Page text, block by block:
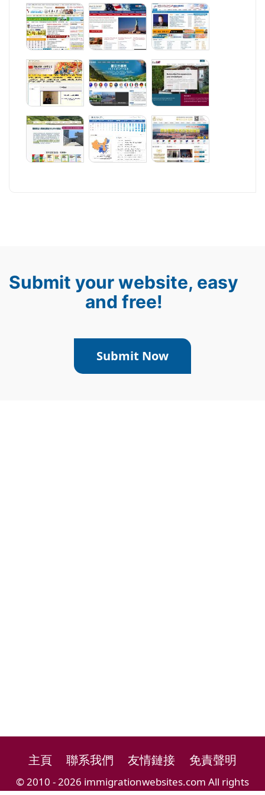
Submit your website, easy
and free!
Submit Now
主頁 聯系我們 友情鏈接 免責聲明
© 2010 - 2026 immigrationwebsites.com All rights